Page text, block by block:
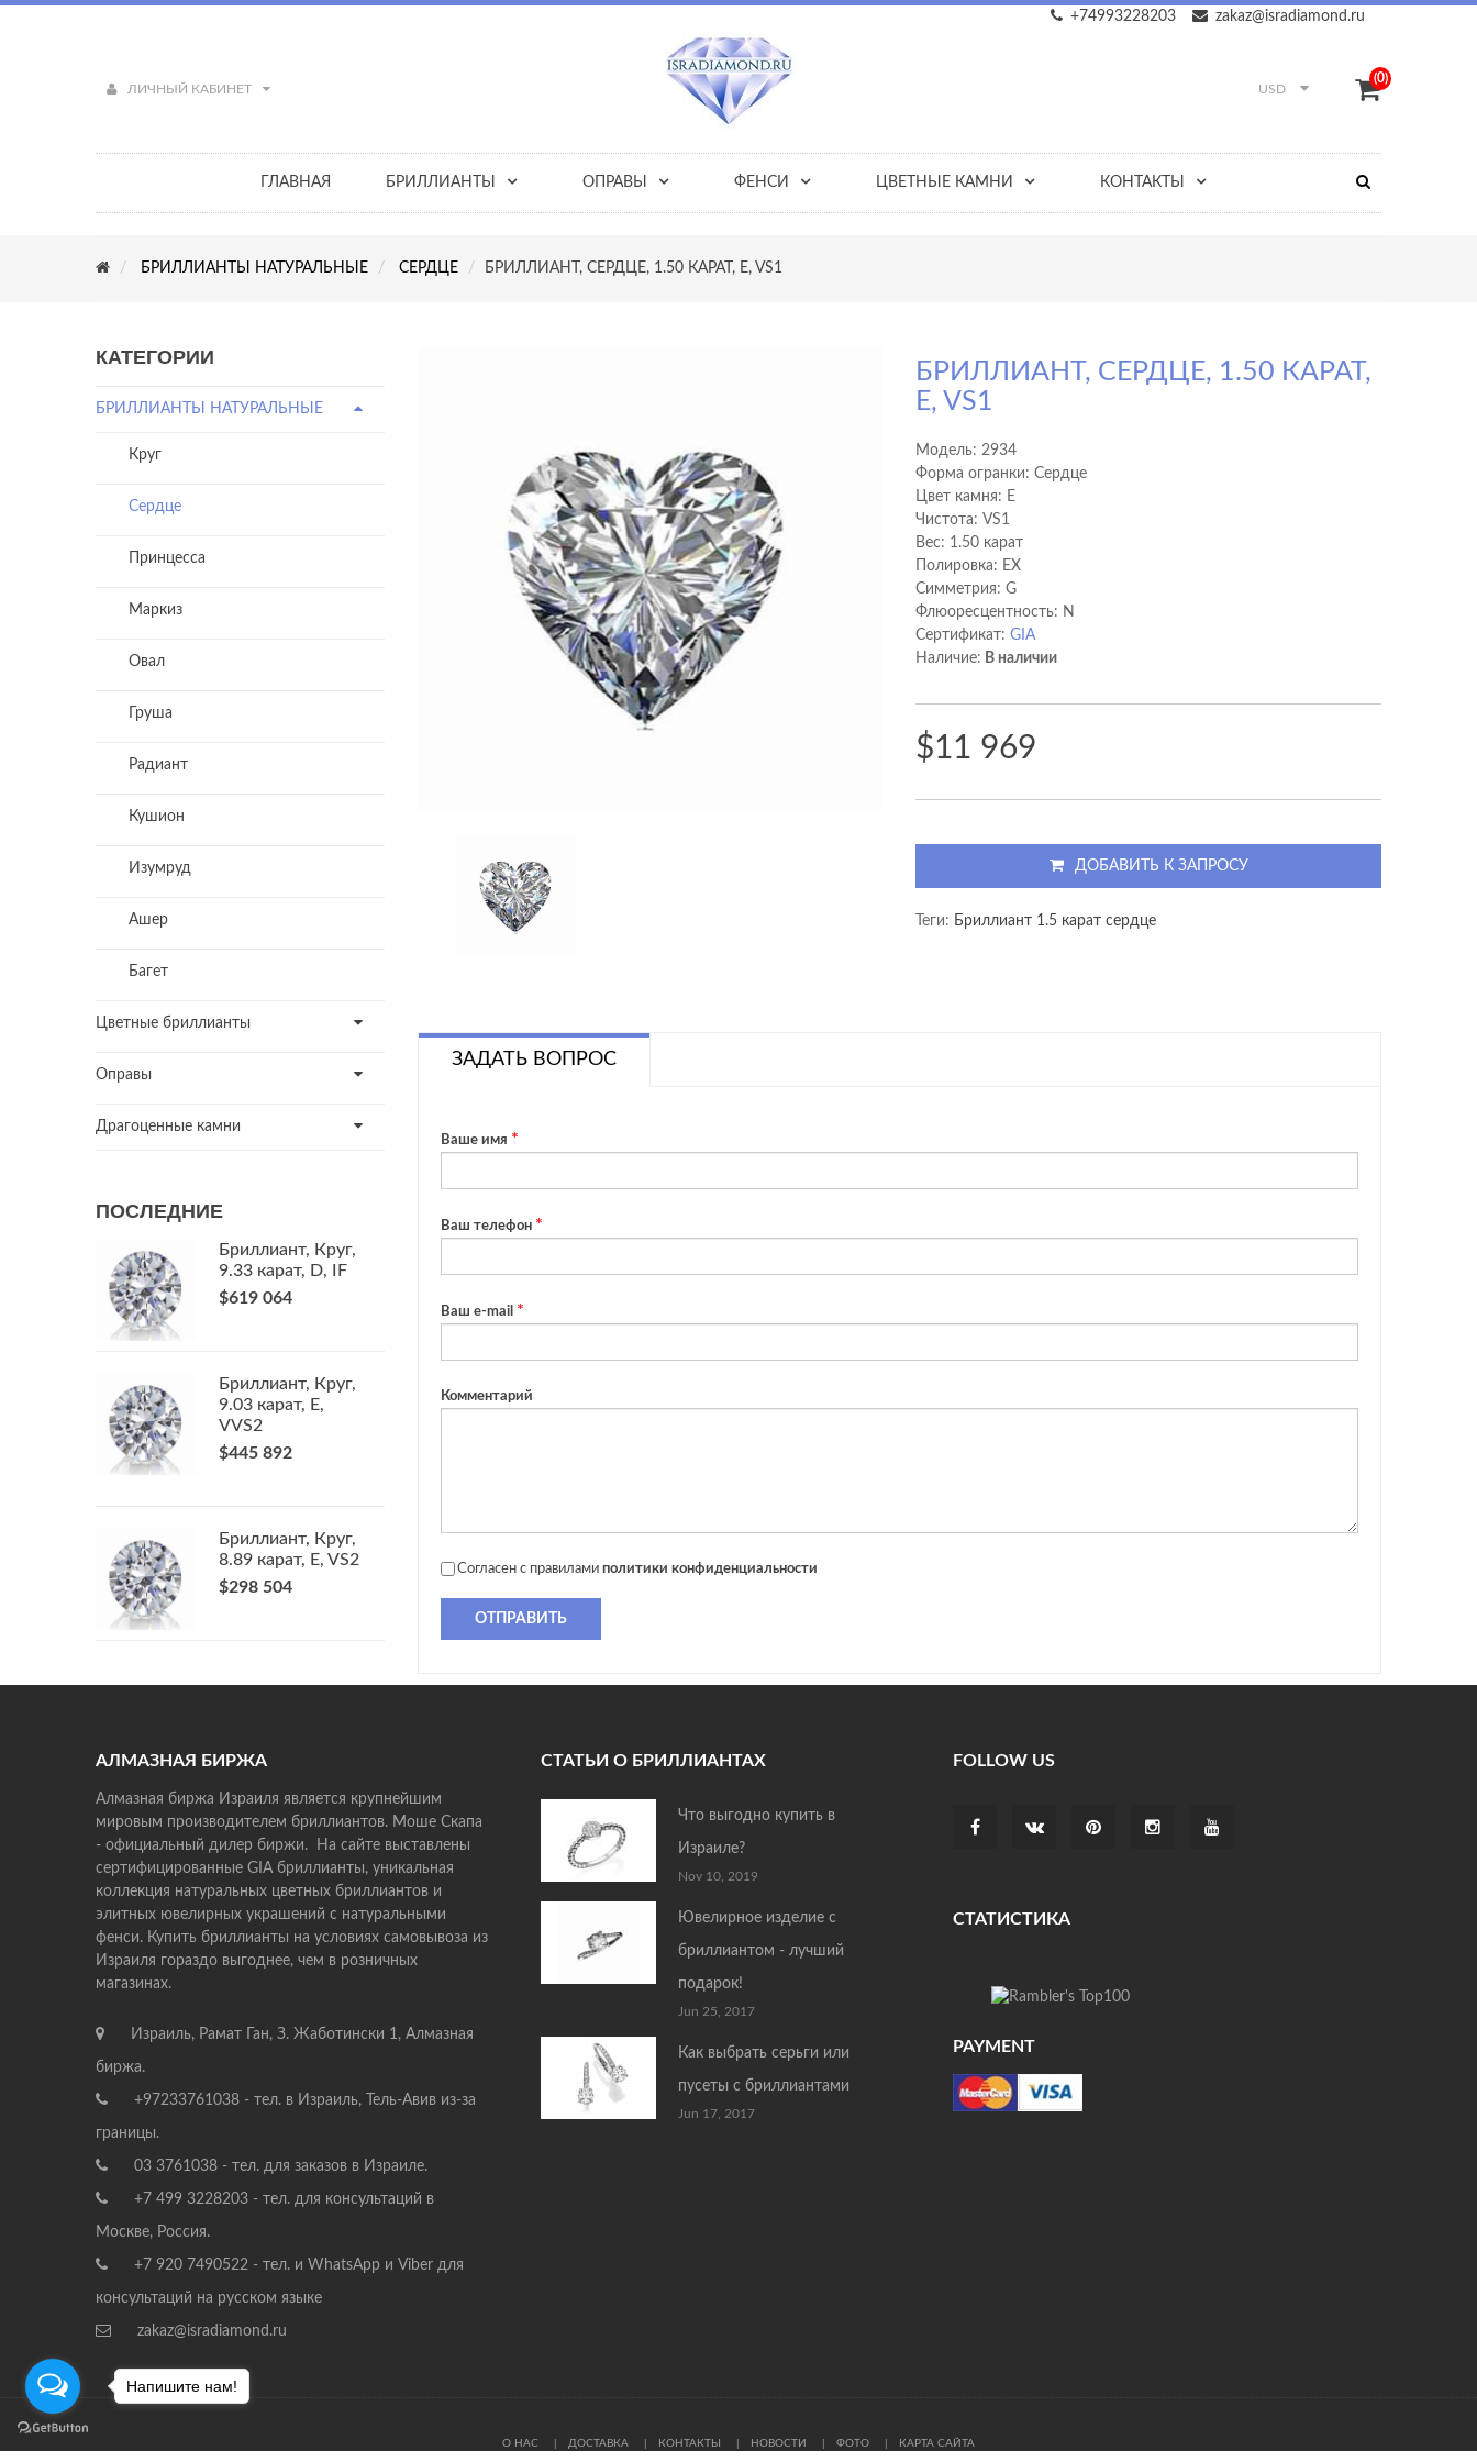
zakaz@isradiamond.ru
+74993228203
ЛИЧНЫЙ КАБИНЕТ USD
(0)
ГЛАВНАЯ БРИЛЛИАНТЫ ОПРАВЫ ФЕНСИ ЦВЕТНЫЕ КАМНИ КОНТАКТЫ
БРИЛЛИАНТЫ НАТУРАЛЬНЫЕ СЕРДЦЕ БРИЛЛИАНТ, СЕРДЦЕ, 1.50 КАРАТ, E, VS1
КАТЕГОРИИ
БРИЛЛИАНТЫ НАТУРАЛЬНЫЕ
Круг
Сердце
Принцесса
Маркиз
Овал
Груша
Радиант
Кушион
Изумруд
Ашер
Багет
Цветные бриллианты
Оправы
Драгоценные камни
ПОСЛЕДНИЕ
Бриллиант, Круг,
9.33 карат, D, IF
$619 064
Бриллиант, Круг,
9.03 карат, E,
VVS2
$445 892
Бриллиант, Круг,
8.89 карат, E, VS2
$298 504
БРИЛЛИАНТ, СЕРДЦЕ, 1.50 КАРАТ,
E, VS1
Модель:2934
Форма огранки: Сердце
Цвет камня: E
Чистота: VS1
Вес: 1.50 карат
Полировка: EX
Cимметрия: G
Флюоресцентность: N
Сертификат:GIA
Наличие: В наличии
$11 969
ДОБАВИТЬ К ЗАПРОСУ
Теги: Бриллиант 1.5 карат сердце
ЗАДАТЬ ВОПРОС
Ваше имя
Ваш телефон
Ваш e-mail
Комментарий
Согласен с правилами политики конфиденциальности
ОТПРАВИТЬ
АЛМАЗНАЯ БИРЖА
Алмазная биржа Израиля является крупнейшим
мировым производителем бриллиантов. Моше Скапа
- официальный дилер биржи. На сайте выставлены
сертифицированные GIA бриллианты, уникальная
коллекция натуральных цветных бриллиантов и
элитных ювелирных украшений с натуральными
фенси. Купить бриллианты на условиях самовывоза из
Израиля гораздо выгоднее, чем в розничных
магазинах.
Израиль, Рамат Ган, З. Жаботински 1, Алмазная
биржа.
+97233761038 - тел. в Израиль, Тель-Авив из-за
границы.
03 3761038 - тел. для заказов в Израиле.
+7 499 3228203 - тел. для консультаций в
Москве, Россия.
+7 920 7490522 - тел. и WhatsApp и Viber для
консультаций на русском языке
zakaz@isradiamond.ru
СТАТЬИ О БРИЛЛИАНТАХ
Что выгодно купить в
Израиле?
Nov 10, 2019
Ювелирное изделие с
бриллиантом - лучший
подарок!
Jun 25, 2017
Как выбрать серьги или
пусеты с бриллиантами
Jun 17, 2017
FOLLOW US
СТАТИСТИКА
PAYMENT
О НАС ДОСТАВКА КОНТАКТЫ НОВОСТИ ФОТО КАРТА САЙТА
Напишите нам!